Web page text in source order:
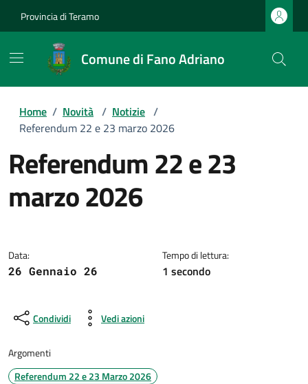
Provincia di Teramo
Comune di Fano Adriano
Home / Novità / Notizie /
Referendum 22 e 23 marzo 2026
Referendum 22 e 23
marzo 2026
Data:
26 Gennaio 26
Tempo di lettura:
1 secondo
Condividi Vedi azioni
Argomenti
Referendum 22 e 23 Marzo 2026